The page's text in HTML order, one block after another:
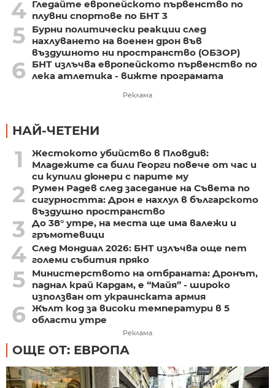
4 Гледайте европейското първенство по
плувни спортове по БНТ 3
5
Бурни политически реакции след
нахлуването на военен дрон във
въздушното ни пространство (ОБЗОР)
6
БНТ излъчва европейското първенство по
лека атлетика - вижте програмата
Реклама
НАЙ-ЧЕТЕНИ
1
Жестокото убийство в Пловдив:
Младежите са били Георги повече от час и
си купили дюнери с парите му
2
Румен Радев след заседание на Съвета по
сигурността: Дрон е нахлул в българското
въздушно пространство
3
До 38° утре, на места ще има валежи и
гръмотевици
4 След Мондиал 2026: БНТ излъчва още пет
големи събития пряко
5
Министерството на отбраната: Дронът,
паднал край Кардам, е “Майя” - широко
използван от украинската армия
6 Жълт код за високи температури в 5
области утре
Реклама
ОЩЕ ОТ: ЕВРОПА